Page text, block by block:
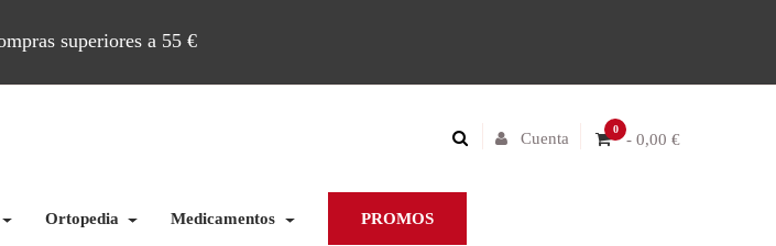
superiores a 55 €
0
- 0,00 €
Cuenta
Ortopedia Medicamentos PROMOS